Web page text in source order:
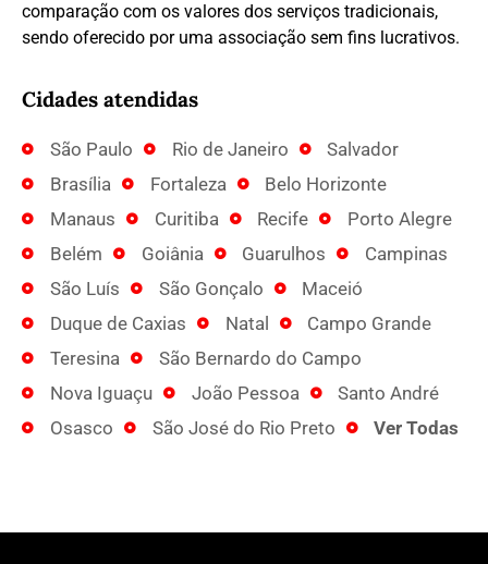
comparação com os valores dos serviços tradicionais,
sendo oferecido por uma associação sem fins lucrativos.
Cidades atendidas
São Paulo Rio de Janeiro
Salvador
Brasília
Fortaleza
Belo Horizonte
Manaus
Curitiba Recife
Porto Alegre
Belém
Goiânia Guarulhos
Campinas
São Luís
São Gonçalo
Maceió
Duque de Caxias
Natal
Campo Grande
Teresina
São Bernardo do Campo
Nova Iguaçu
João Pessoa
Santo André
Osasco
São José do Rio Preto Ver Todas